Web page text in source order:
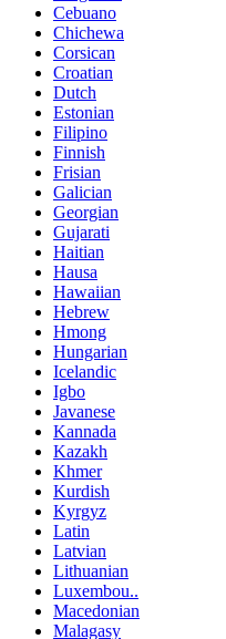
Cebuano
Chichewa
Corsican
Croatian
Dutch
Estonian
Filipino
Finnish
Frisian
Galician
Georgian
Gujarati
Haitian
Hausa
Hawaiian
Hebrew
Hmong
Hungarian
Icelandic
Igbo
Javanese
Kannada
Kazakh
Khmer
Kurdish
Kyrgyz
Latin
Latvian
Lithuanian
Luxembou..
Macedonian
Malagasy